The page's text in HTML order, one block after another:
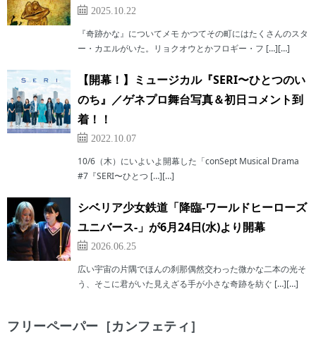
2025.10.22
『奇跡かな』についてメモ かつてその町にはたくさんのスタ
ー・カエルがいた。リョクオウとかフロギー・フ […][…]
【開幕！】ミュージカル『SERI〜ひとつのい
のち』／ゲネプロ舞台写真＆初日コメント到
着！！
2022.10.07
10/6（木）にいよいよ開幕した「conSept Musical Drama
#7『SERI〜ひとつ […][…]
シベリア少女鉄道「降臨-ワールドヒーローズ
ユニバース-」が6月24日(水)より開幕
2026.06.25
広い宇宙の片隅でほんの刹那偶然交わった微かな二本の光そ
う、そこに君がいた見えざる手が小さな奇跡を紡ぐ […][…]
フリーペーパー［カンフェティ］